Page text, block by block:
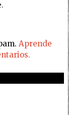
Aprende